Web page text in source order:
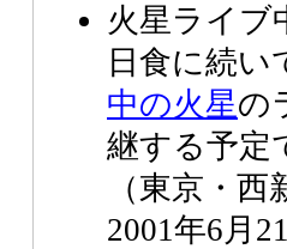
火星ライブ
日食に続い
中の火星の
継する予定
（東京・西
2001年6月